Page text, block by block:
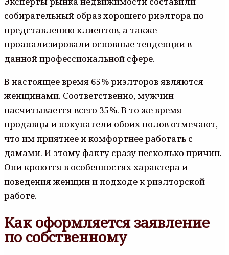
собирательный образ хорошего риэлтора по
представлению клиентов, а также
проанализировали основные тенденции в
данной профессиональной сфере.
В настоящее время 65% риэлторов являются
женщинами. Соответственно, мужчин
насчитывается всего 35%. В то же время
продавцы и покупатели обоих полов отмечают,
что им приятнее и комфортнее работать с
дамами. И этому факту сразу несколько причин.
Они кроются в особенностях характера и
поведения женщин и подходе к риэлторской
работе.
Как оформляется заявление
по собственному